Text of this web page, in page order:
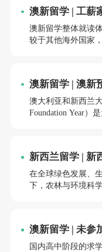
分享可落地、合规
庭精准规划留学开
澳新留学 | 工薪
降低就读成本
澳新留学整体就读
较于其他海外国家
压缩整体支出，减
新费用标准与留学
学生在保障就读体
澳新留学 | 澳新
得读？
澳大利亚和新西兰
Foundation Year）
新西兰留学 | 新
专业详解
在全球绿色发展、
下，农林与环境科
澳新留学 | 未参
学可行路径全解
国内高中阶段的求